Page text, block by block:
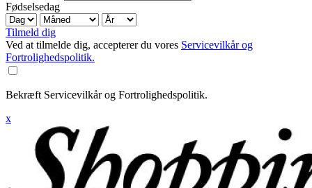
Fødselsedag
Tilmeld dig
Ved at tilmelde dig, accepterer du vores Servicevilkår og
Fortrolighedspolitik.
Bekræft Servicevilkår og Fortrolighedspolitik.
x